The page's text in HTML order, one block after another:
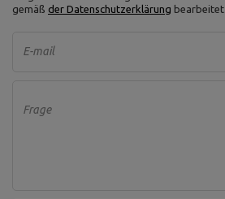
gemäß der Datenschutzerklärung bearbeitet.
E-mail
Frage